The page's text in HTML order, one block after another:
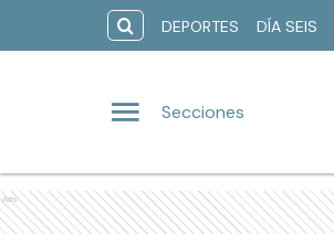
DEPORTES DÍA SEIS
Secciones
Ads